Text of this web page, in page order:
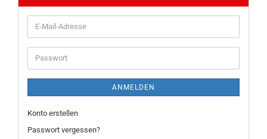
E-
Mail-
Adresse
Passwort
ANMELDEN
Konto erstellen
Passwort vergessen?